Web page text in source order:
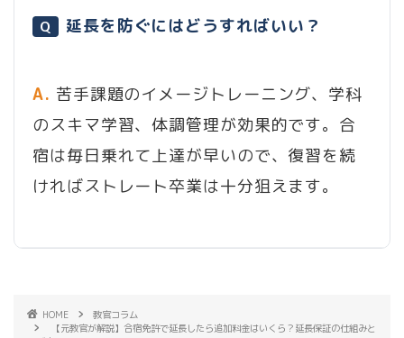
Q 延長を防ぐにはどうすればいい？
A. 苦手課題のイメージトレーニング、学科
のスキマ学習、体調管理が効果的です。合
宿は毎日乗れて上達が早いので、復習を続
ければストレート卒業は十分狙えます。
HOME
教官コラム
【元教官が解説】合宿免許で延長したら追加料金はいくら？延長保証の仕組みと